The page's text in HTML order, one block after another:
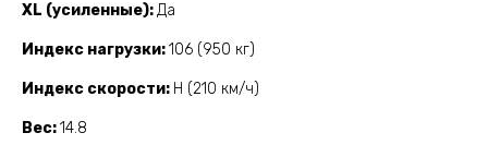
XL (усиленные) Да
Индекс нагрузки 106 (950 кг)
Индекс скорости H (210 км/ч)
Вес 14.8